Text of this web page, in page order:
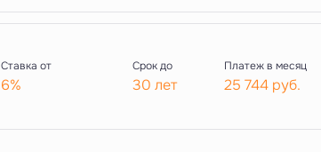
Ставка от
6%
Срок до
30 лет
Платеж в месяц
25 744 руб.